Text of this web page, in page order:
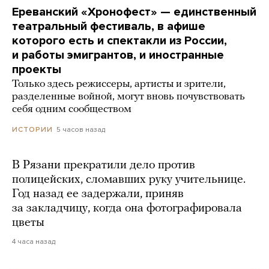
Ереванский «Хронофест» — единственный
театральный фестиваль, в афише
которого есть и спектакли из России,
и работы эмигрантов, и иностранные
проекты
Только здесь режиссеры, артисты и зрители,
разделенные войной, могут вновь почувствовать
себя одним сообществом
ИСТОРИИ 5 часов назад
В Рязани прекратили дело против
полицейских, сломавших руку учительнице.
Год назад ее задержали, приняв
за закладчицу, когда она фотографировала
цветы
4 часа назад